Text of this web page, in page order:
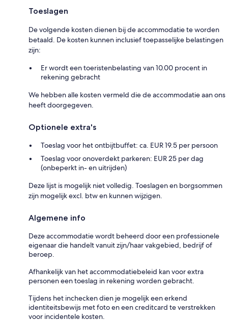
Toeslagen
De volgende kosten dienen bij de accommodatie te worden
betaald. De kosten kunnen inclusief toepasselijke belastingen
zijn:
Er wordt een toeristenbelasting van 10.00 procent in
rekening gebracht
We hebben alle kosten vermeld die de accommodatie aan ons
heeft doorgegeven.
Optionele extra's
Toeslag voor het ontbijtbuffet: ca. EUR 19.5 per persoon
Toeslag voor onoverdekt parkeren: EUR 25 per dag
(onbeperkt in- en uitrijden)
Deze lijst is mogelijk niet volledig. Toeslagen en borgsommen
zijn mogelijk excl. btw en kunnen wijzigen.
Algemene info
Deze accommodatie wordt beheerd door een professionele
eigenaar die handelt vanuit zijn/haar vakgebied, bedrijf of
beroep.
Afhankelijk van het accommodatiebeleid kan voor extra
personen een toeslag in rekening worden gebracht.
Tijdens het inchecken dien je mogelijk een erkend
identiteitsbewijs met foto en een creditcard te verstrekken
voor incidentele kosten.